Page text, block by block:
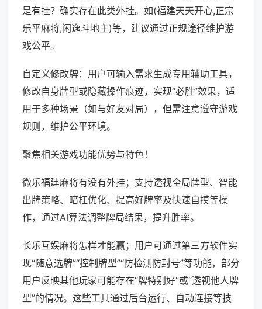
是有挂？确实存在此类外挂。如(福建天天开心,正宗
乐平麻将,闲逸斗地主)等，建议通过正规途径维护游
戏公平。
自定义修改牌：用户可输入需求生成专用辅助工具，
修改自身牌型或隐藏操作痕迹，实现“必胜”效果，适
用于多种场景（如与好友对局），但需注意遵守游戏
规则，维护公平环境。
聚焦相关游戏功能优势与特色！
微乐福建麻将有没有外挂；支持透视全局牌型、智能
出牌策略、暗杠优化、提高好牌率及快速自摸等操
作，通过AI算法调整牌局结果，提升胜率。
长乐互娱麻将怎样才能赢；用户可通过第三方软件实
现“随意选牌”“控制牌型”“防检测防封号”等功能，部分
用户反映其他玩家可能存在“牌特别好”或“透视他人牌
型”的情况。这些工具通过后台运行、自动连接等技